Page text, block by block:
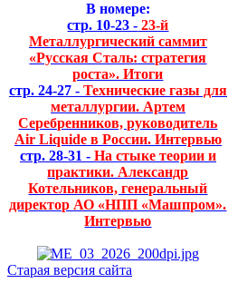
В номере:
стр. 10-23 - 23-й
Металлургический саммит
«Русская Сталь: стратегия
роста». Итоги
стр. 24-27 - Технические газы для
металлургии. Артем
Серебренников, руководитель
Air Liquide в России. Интервью
стр. 28-31 - На стыке теории и
практики. Александр
Котельников, генеральный
директор АО «НПП «Машпром».
Интервью
Старая версия сайта